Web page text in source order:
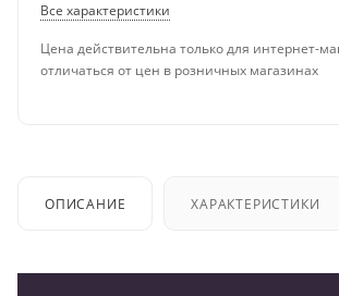
Все характеристики
Цена действительна только для интернет-
отличаться от цен в розничных магазинах
ОПИСАНИЕ ХАРАКТЕРИСТИКИ